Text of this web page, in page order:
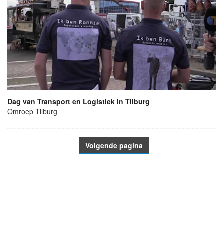
Dag van Transport en Logistiek in Tilburg
Omroep Tilburg
Volgende pagina